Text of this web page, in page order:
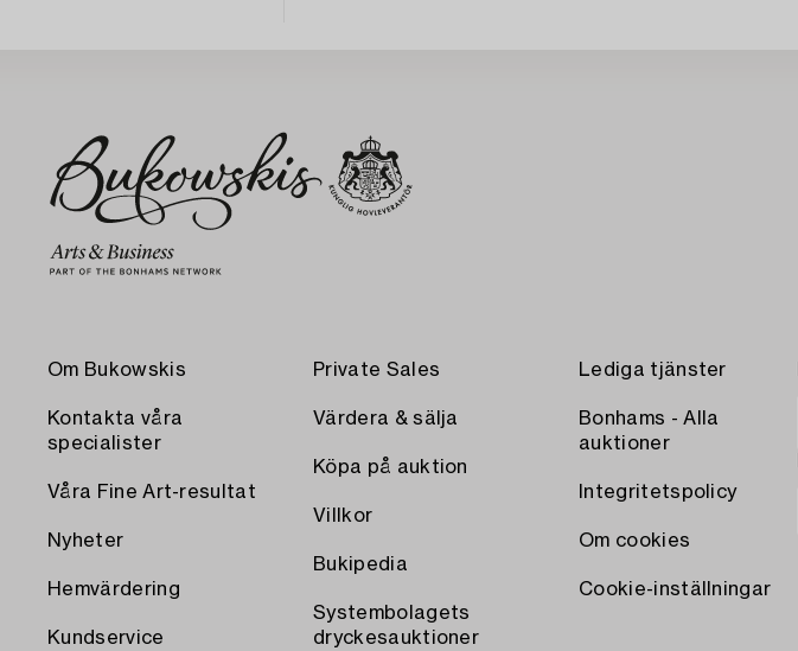
Om Bukowskis
Kontakta våra
specialister
Våra Fine Art-resultat
Nyheter
Hemvärdering
Kundservice
Private Sales
Värdera & sälja
Köpa på auktion
Villkor
Bukipedia
Systembolagets
dryckesauktioner
Lediga tjänster
Bonhams - Alla
auktioner
Integritetspolicy
Om cookies
Cookie-inställningar